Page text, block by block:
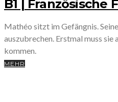
B1 | Französische
Mathéo sitzt im Gefängnis.
auszubrechen. Erstmal muss
kommen.
MEHR